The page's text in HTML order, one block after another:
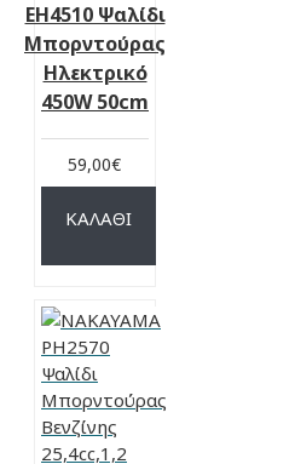
EH4510 Ψαλίδι
Μπορντούρας
Ηλεκτρικό
450W 50cm
59,00€
ΚΑΛΆΘΙ